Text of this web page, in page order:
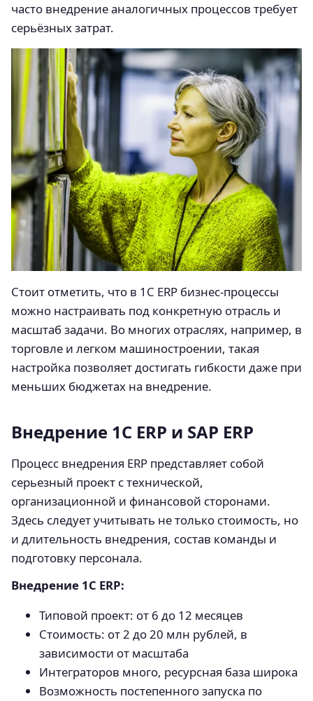
часто внедрение аналогичных процессов требует
серьёзных затрат.
Стоит отметить, что в 1С ERP бизнес-процессы
можно настраивать под конкретную отрасль и
масштаб задачи. Во многих отраслях, например, в
торговле и легком машиностроении, такая
настройка позволяет достигать гибкости даже при
меньших бюджетах на внедрение.
Внедрение 1С ERP и SAP ERP
Процесс внедрения ERP представляет собой
серьезный проект с технической,
организационной и финансовой сторонами.
Здесь следует учитывать не только стоимость, но
и длительность внедрения, состав команды и
подготовку персонала.
Внедрение 1С ERP:
Типовой проект: от 6 до 12 месяцев
Стоимость: от 2 до 20 млн рублей, в
зависимости от масштаба
Интеграторов много, ресурсная база широка
Возможность постепенного запуска по